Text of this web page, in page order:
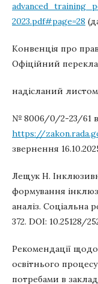
2023.pdf#page=28
Конвенція про
Офіційний
надісланий
№ 8006/0/2-23/61
https://
звернення
Лещук H.
формування
аналіз. Соціальна
372. DOI: 10.25128/
Рекомендації щодо
освітнього
потребами в